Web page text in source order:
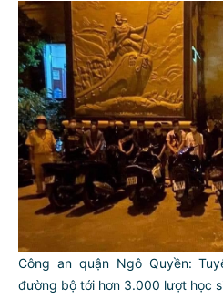
Công an quận Ngô Quyền:
đường bộ tới hơn 3.000 lượt học